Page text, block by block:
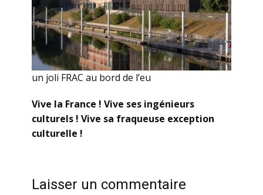
un joli FRAC au bord de l’eu
Vive la France ! Vive ses ingénieurs
culturels ! Vive sa fraqueuse exception
culturelle !
Laisser un commentaire